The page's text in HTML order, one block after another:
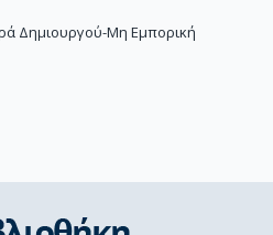
Δημιουργού-Μη Εμπορική